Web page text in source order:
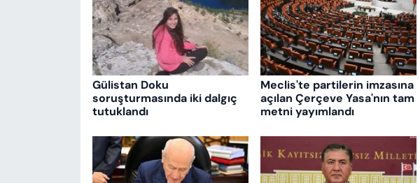
Gülistan Doku
soruşturmasında iki dalgıç
tutuklandı
Meclis'te partilerin imzasına
açılan Çerçeve Yasa'nın tam
metni yayımlandı